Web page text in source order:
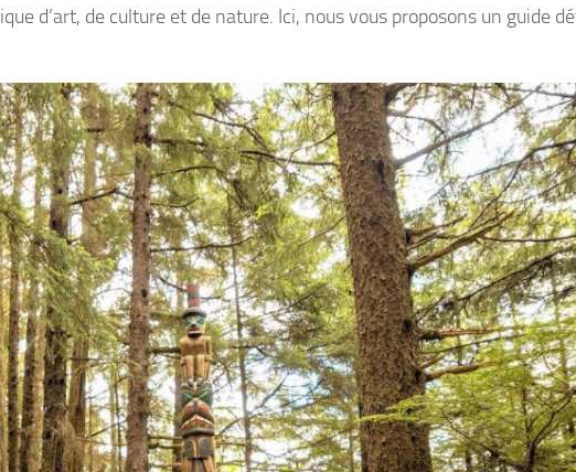
d’art, de culture et de nature. Ici, nous vous proposons un guide